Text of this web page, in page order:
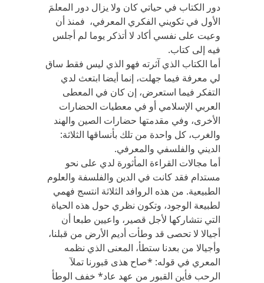
دور الكتاب في حياتي كان ولا يزال دور المعلمَ
الأول في تكويني الفكري المعرفي، فمنذ أن
وعيت على نفسي أكاد لا أتذكر يوما لم أجلس
فيه إلى كتاب.
أما الكتاب الذي آثرته فهو الذي ليس فقط ساق
لي معرفة فيما جهلت، إنما أيضا ابتعث لدي
التفكر فيما استعرض، إن كان في المعطى
العربي الإسلامي أو في معطيات الحضارات
الأخرى، وفي مقدمتها حضارات الصين والهند
والغرب، كل واحدة من تلك بأنساقها الثلاثة:
الديني والفلسفي والمعرفي.
أما مجالات القراءة المأثورة لدي على نحو
مستدام فقد كانت في الدين والفلسفة والعلوم
الطبيعية. من هذه الروافد الثلاثة انتسج فهمي
لطبيعة الوجود، وتكون نظري حول هذه الحياة
التي نتشاركها لأجل قصير، واعيين طبعا أن
أجيالا لا تحصى قد وطأت أديم الأرض من قبلنا،
وأجيالا من بعدنا ستطأ، المعنى الذي نظمه
المعري في قوله: *صاح هذى قبورنا تملآ
الرحب فأين القبور من عهد عاد* خفف الوطأ